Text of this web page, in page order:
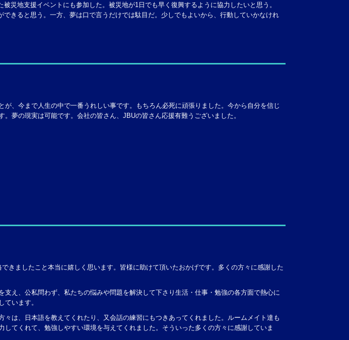
災地支援イベントにも参加した。被災地が1日でも早く復興するように協力したいと思う。
きると思う。一方、夢は口で言うだけでは駄目だ。少しでもよいから、行動していかなけれ
が、今まで人生の中で一番うれしい事です。もちろん必死に頑張りました。今から自分を信じ
。夢の現実は可能です。会社の皆さん、JBUの皆さん応援有難うございました。
きましたこと本当に嬉しく思います。皆様に助けて頂いたおかげです。多くの方々に感謝した
支え、公私問わず、私たちの悩みや問題を解決して下さり生活・仕事・勉強の各方面で熱心に
ています。
々は、日本語を教えてくれたり、又会話の練習にもつきあってくれました。ルームメイト達も
してくれて、勉強しやすい環境を与えてくれました。そういった多くの方々に感謝していま